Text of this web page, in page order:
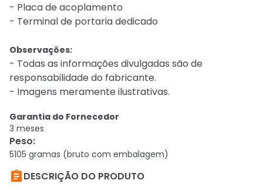
- Placa de acoplamento
- Terminal de portaria dedicado
Observações:
- Todas as informações divulgadas são de
responsabilidade do fabricante.
- Imagens meramente ilustrativas.
Garantia do Fornecedor
3 meses
Peso:
5105 gramas (bruto com embalagem)
DESCRIÇÃO DO PRODUTO